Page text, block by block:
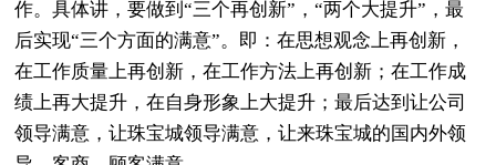
作。具体讲，要做到“三个再创新”，“两个大提升”，最
后实现“三个方面的满意”。即：在思想观念上再创新，
在工作质量上再创新，在工作方法上再创新；在工作成
绩上再大提升，在自身形象上大提升；最后达到让公司
领导满意，让珠宝城领导满意，让来珠宝城的国内外领